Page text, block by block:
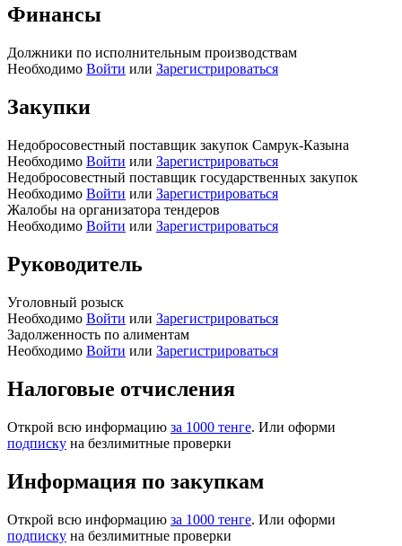
Финансы
Должники по исполнительным производствам
Необходимо Войти или Зарегистрироваться
Закупки
Недобросовестный поставщик закупок Самрук-Казына
Необходимо Войти или Зарегистрироваться
Недобросовестный поставщик государственных закупок
Необходимо Войти или Зарегистрироваться
Жалобы на организатора тендеров
Необходимо Войти или Зарегистрироваться
Руководитель
Уголовный розыск
Необходимо Войти или Зарегистрироваться
Задолженность по алиментам
Необходимо Войти или Зарегистрироваться
Налоговые отчисления
Открой всю информацию за 1000 тенге. Или оформи
подписку на безлимитные проверки
Информация по закупкам
Открой всю информацию за 1000 тенге. Или оформи
подписку на безлимитные проверки